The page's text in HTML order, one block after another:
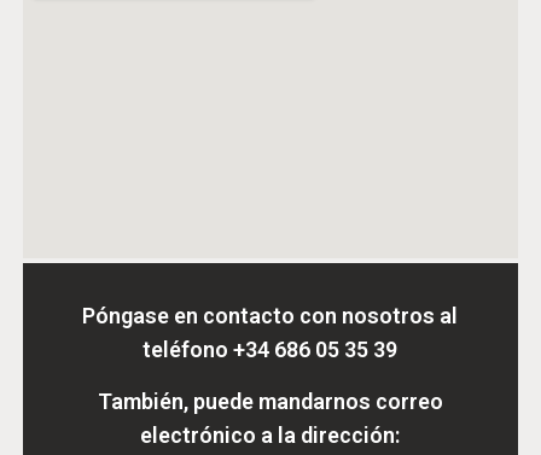
Póngase en contacto con nosotros al
teléfono+34 686 05 35 39
También, puede mandarnos correo
electrónico a la dirección: